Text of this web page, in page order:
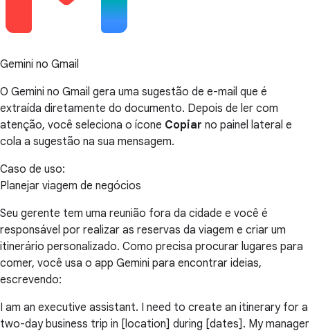
Gemini no Gmail
O Gemini no Gmail gera uma sugestão de e-mail que é
extraída diretamente do documento. Depois de ler com
atenção, você seleciona o ícone Copiar no painel lateral e
cola a sugestão na sua mensagem.
Caso de uso:
Planejar viagem de negócios
Seu gerente tem uma reunião fora da cidade e você é
responsável por realizar as reservas da viagem e criar um
itinerário personalizado. Como precisa procurar lugares para
comer, você usa o app Gemini para encontrar ideias,
escrevendo:
I am an executive assistant. I need to create an itinerary for a
two-day business trip in [location] during [dates]. My manager